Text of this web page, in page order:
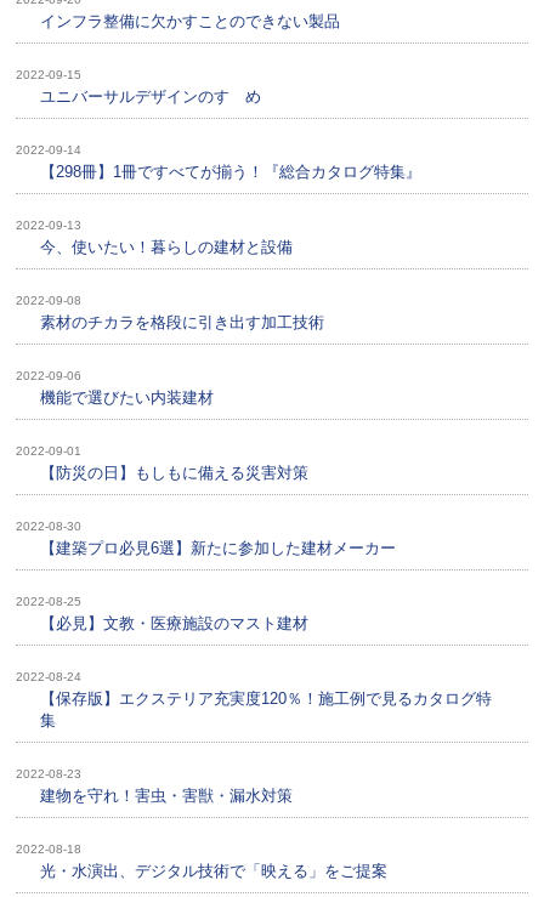
インフラ整備に欠かすことのできない製品
2022-09-15
ユニバーサルデザインのすゝめ
2022-09-14
【298冊】1冊ですべてが揃う！『総合カタログ特集』
2022-09-13
今、使いたい！暮らしの建材と設備
2022-09-08
素材のチカラを格段に引き出す加工技術
2022-09-06
機能で選びたい内装建材
2022-09-01
【防災の日】もしもに備える災害対策
2022-08-30
【建築プロ必見6選】新たに参加した建材メーカー
2022-08-25
【必見】文教・医療施設のマスト建材
2022-08-24
【保存版】エクステリア充実度120％！施工例で見るカタログ特
集
2022-08-23
建物を守れ！害虫・害獣・漏水対策
2022-08-18
光・水演出、デジタル技術で「映える」をご提案